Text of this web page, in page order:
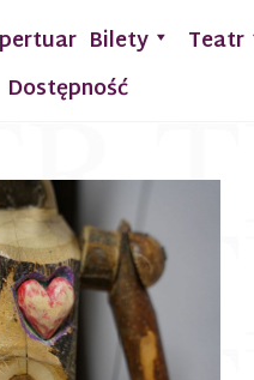
Bilety Teatr
Dostępność